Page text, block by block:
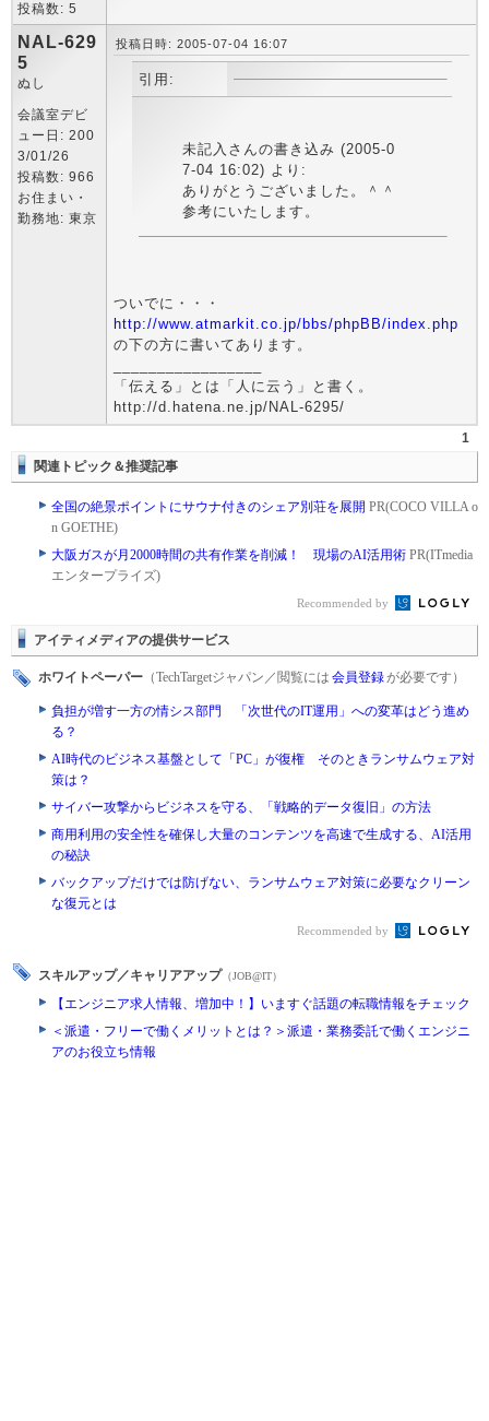
投稿数: 5
NAL-629
5
ぬし
会議室デビ
ュー日: 200
3/01/26
投稿数: 966
お住まい・
勤務地: 東京
投稿日時: 2005-07-04 16:07
引用:
未記入さんの書き込み (2005-0
7-04 16:02) より:
ありがとうございました。＾＾
参考にいたします。
ついでに・・・
http://www.atmarkit.co.jp/bbs/phpBB/index.php
の下の方に書いてあります。
「伝える」とは「人に云う」と書く。
http://d.hatena.ne.jp/NAL-6295/
1
関連トピック＆推奨記事
全国の絶景ポイントにサウナ付きのシェア別荘を展開 PR(COCO VILLA o
n GOETHE)
大阪ガスが月2000時間の共有作業を削減！ 現場のAI活用術 PR(ITmedia
エンタープライズ)
Recommended by
アイティメディアの提供サービス
ホワイトペーパー （TechTargetジャパン／閲覧には 会員登録が必要です）
負担が増す一方の情シス部門 「次世代のIT運用」への変革はどう進め
る？
AI時代のビジネス基盤として「PC」が復権 そのときランサムウェア対
策は？
サイバー攻撃からビジネスを守る、「戦略的データ復旧」の方法
商用利用の安全性を確保し大量のコンテンツを高速で生成する、AI活用
の秘訣
バックアップだけでは防げない、ランサムウェア対策に必要なクリーン
な復元とは
Recommended by
スキルアップ／キャリアアップ （JOB@IT）
【エンジニア求人情報、増加中！】いますぐ話題の転職情報をチェック
＜派遣・フリーで働くメリットとは？＞派遣・業務委託で働くエンジニ
アのお役立ち情報